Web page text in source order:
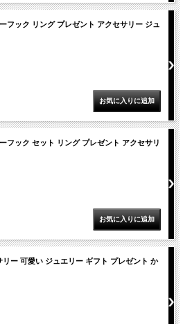
フック リング プレゼント アクセサリー ジュ
フック セット リング プレゼント アクセサリ
ー 可愛い ジュエリー ギフト プレゼント か